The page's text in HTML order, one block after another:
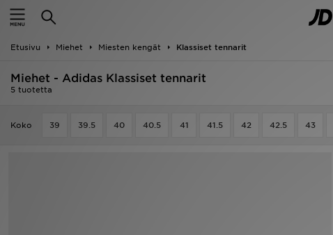
Etusivu Miehet Miesten kengät Klassiset tennarit
Miehet - Adidas Klassiset tennarit
5 tuotetta
Koko 39 39.5 40 40.5 41 41.5 42 42.5 43
Etusivu
Uutuudet